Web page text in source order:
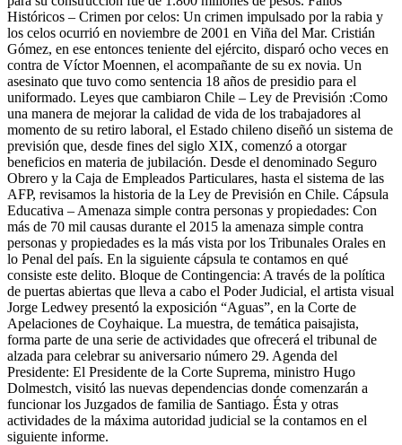
Históricos – Crimen por celos: Un crimen impulsado por la rabia y
los celos ocurrió en noviembre de 2001 en Viña del Mar. Cristián
Gómez, en ese entonces teniente del ejército, disparó ocho veces en
contra de Víctor Moennen, el acompañante de su ex novia. Un
asesinato que tuvo como sentencia 18 años de presidio para el
uniformado. Leyes que cambiaron Chile – Ley de Previsión :Como
una manera de mejorar la calidad de vida de los trabajadores al
momento de su retiro laboral, el Estado chileno diseñó un sistema de
previsión que, desde fines del siglo XIX, comenzó a otorgar
beneficios en materia de jubilación. Desde el denominado Seguro
Obrero y la Caja de Empleados Particulares, hasta el sistema de las
AFP, revisamos la historia de la Ley de Previsión en Chile. Cápsula
Educativa – Amenaza simple contra personas y propiedades: Con
más de 70 mil causas durante el 2015 la amenaza simple contra
personas y propiedades es la más vista por los Tribunales Orales en
lo Penal del país. En la siguiente cápsula te contamos en qué
consiste este delito. Bloque de Contingencia: A través de la política
de puertas abiertas que lleva a cabo el Poder Judicial, el artista visual
Jorge Ledwey presentó la exposición “Aguas”, en la Corte de
Apelaciones de Coyhaique. La muestra, de temática paisajista,
forma parte de una serie de actividades que ofrecerá el tribunal de
alzada para celebrar su aniversario número 29. Agenda del
Presidente: El Presidente de la Corte Suprema, ministro Hugo
Dolmestch, visitó las nuevas dependencias donde comenzarán a
funcionar los Juzgados de familia de Santiago. Ésta y otras
actividades de la máxima autoridad judicial se la contamos en el
siguiente informe.